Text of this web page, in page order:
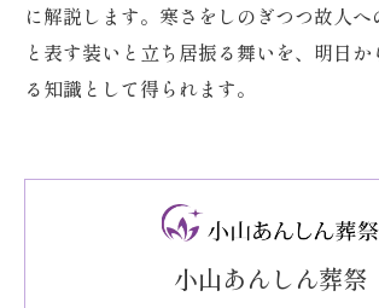
に解説します。寒さをしのぎつつ故人
と表す装いと立ち居振る舞いを、明日
る知識として得られます。
小山あんしん葬祭